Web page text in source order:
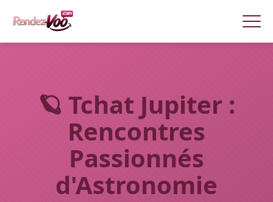
🪐 Tchat Jupiter :
Rencontres
Passionnés
d'Astronomie